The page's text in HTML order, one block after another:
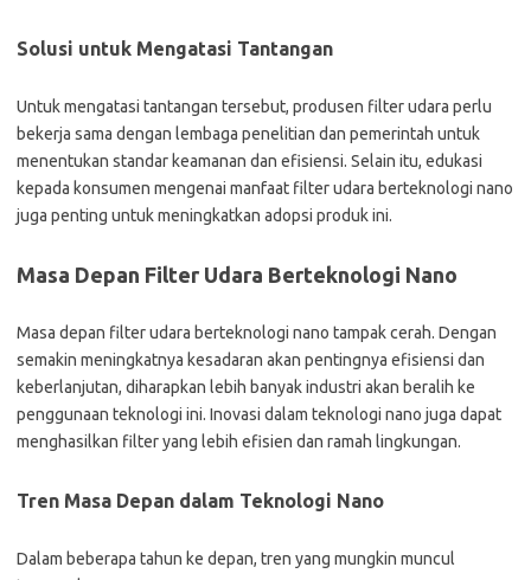
Solusi untuk Mengatasi Tantangan
Untuk mengatasi tantangan tersebut, produsen filter udara perlu
bekerja sama dengan lembaga penelitian dan pemerintah untuk
menentukan standar keamanan dan efisiensi. Selain itu, edukasi
kepada konsumen mengenai manfaat filter udara berteknologi nano
juga penting untuk meningkatkan adopsi produk ini.
Masa Depan Filter Udara Berteknologi Nano
Masa depan filter udara berteknologi nano tampak cerah. Dengan
semakin meningkatnya kesadaran akan pentingnya efisiensi dan
keberlanjutan, diharapkan lebih banyak industri akan beralih ke
penggunaan teknologi ini. Inovasi dalam teknologi nano juga dapat
menghasilkan filter yang lebih efisien dan ramah lingkungan.
Tren Masa Depan dalam Teknologi Nano
Dalam beberapa tahun ke depan, tren yang mungkin muncul